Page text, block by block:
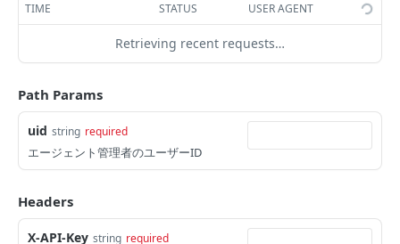
エージェント作成・更新
エージェント取得
エージェントの仕様
ログエクスポート(ベータ版)
ステートエクスポート (ベータ版) GET
ステート取得 (ベータ版)
エージェント削除 API
TIME STATUS USER AGENT
Retrieving recent requests…
Path Params
uid string required
エージェント管理者のユーザーID
Headers
X-API-Key string required